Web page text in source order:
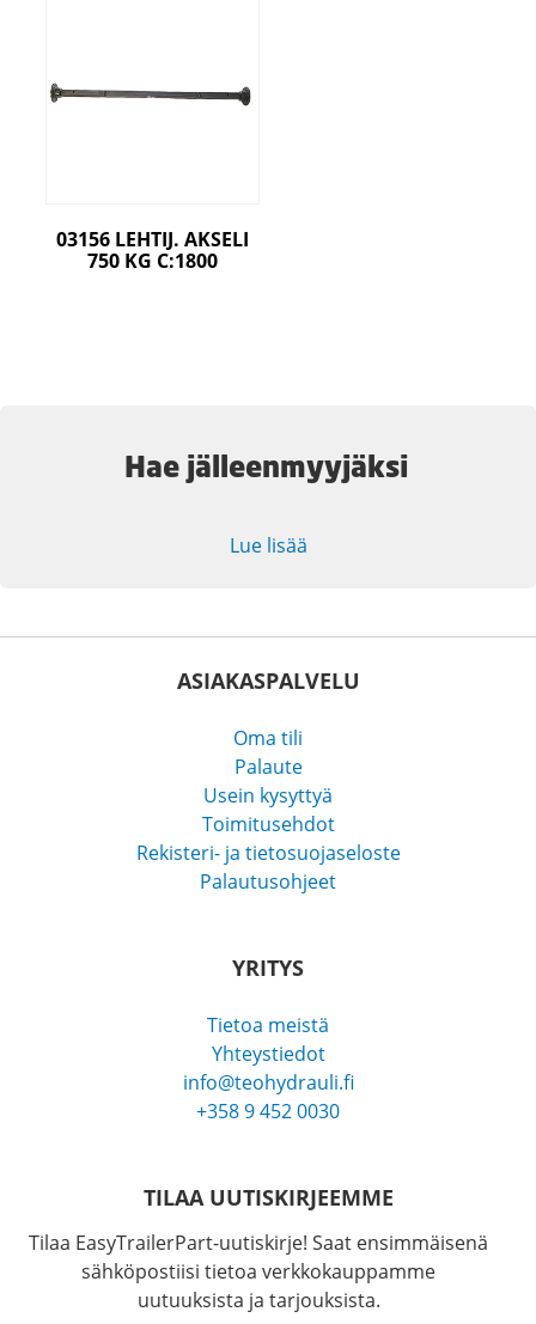
03156 LEHTIJ. AKSELI
750 KG C:1800
Hae jälleenmyyjäksi
Lue lisää
ASIAKASPALVELU
Oma tili
Palaute
Usein kysyttyä
Toimitusehdot
Rekisteri- ja tietosuojaseloste
Palautusohjeet
YRITYS
Tietoa meistä
Yhteystiedot
info@teohydrauli.fi
+358 9 452 0030
TILAA UUTISKIRJEEMME
Tilaa EasyTrailerPart-uutiskirje! Saat ensimmäisenä
sähköpostiisi tietoa verkkokauppamme
uutuuksista ja tarjouksista.